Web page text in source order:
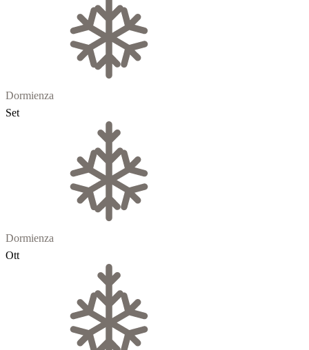
Dormienza
Set
Dormienza
Ott